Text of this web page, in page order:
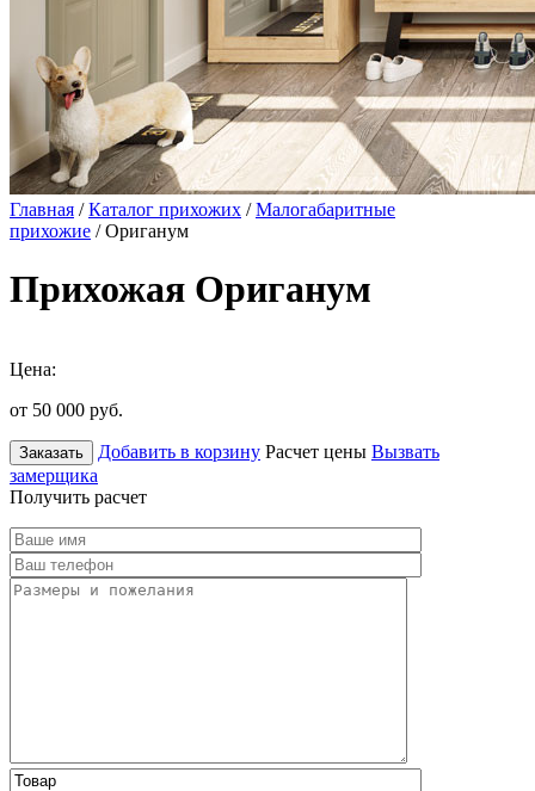
Главная /Каталог прихожих /Малогабаритные
прихожие / Ориганум
Прихожая Ориганум
Цена:
от 50 000 руб.
Заказать Добавить в корзину Расчет цены Вызвать
замерщика
Получить расчет